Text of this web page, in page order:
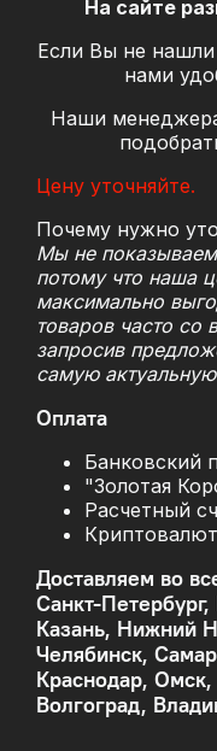
На сайте
Если Вы не нашли
нами
Наши
Цену уточняйте.
Почему нужно
Мы не
потому что наша
максимально
товаров часто со
запросив
самую
Оплата
Банковский
"Золотая
Расчетный
Доставляем во
Санкт-
Казань, Нижний
Челябинск,
Краснодар,
Волгоград,